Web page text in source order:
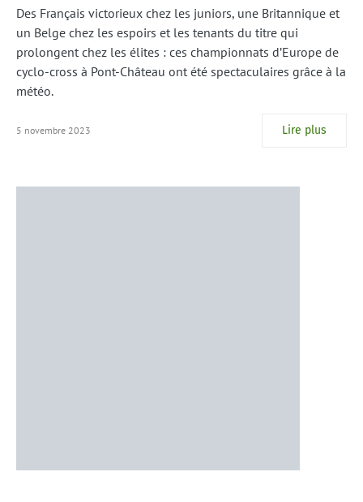
Des Français victorieux chez les juniors, une Britannique et
un Belge chez les espoirs et les tenants du titre qui
prolongent chez les élites : ces championnats d’Europe de
cyclo-cross à Pont-Château ont été spectaculaires grâce à la
météo.
5 novembre 2023 Lire plus